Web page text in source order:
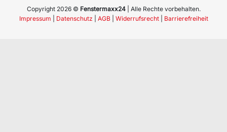
Copyright 2026 © Fenstermaxx24| Alle Rechte vorbehalten.
Impressum
Datenschutz AGB| Widerrufsrecht| Barrierefreiheit